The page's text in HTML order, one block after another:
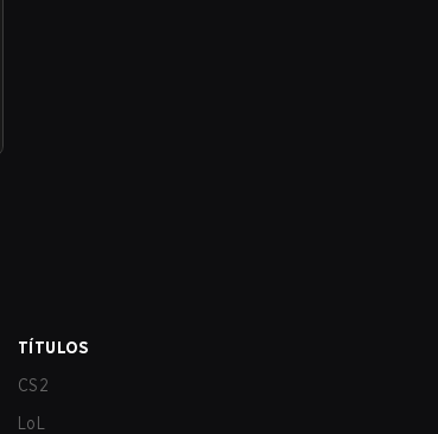
TÍTULOS
CS2
LoL